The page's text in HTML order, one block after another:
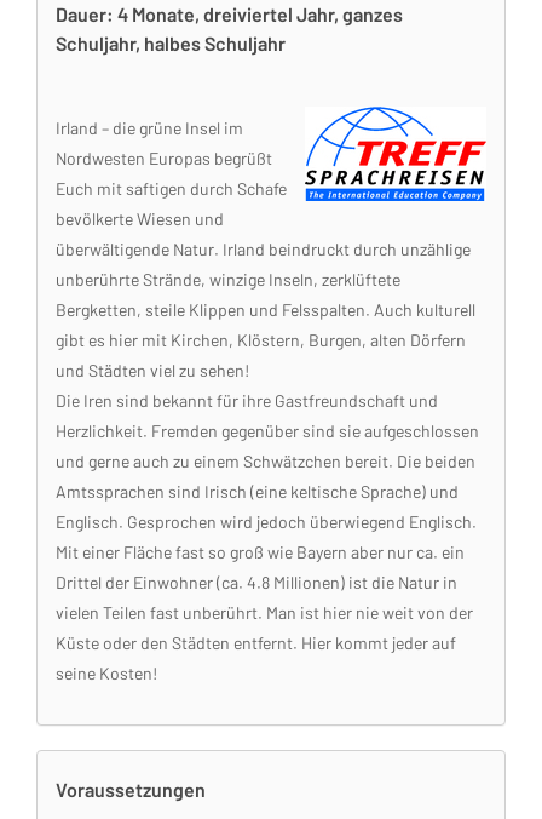
Dauer: 4 Monate, dreiviertel Jahr, ganzes
Schuljahr, halbes Schuljahr
Irland – die grüne Insel im
Nordwesten Europas begrüßt
Euch mit saftigen durch Schafe
bevölkerte Wiesen und
überwältigende Natur. Irland beindruckt durch unzählige
unberührte Strände, winzige Inseln, zerklüftete
Bergketten, steile Klippen und Felsspalten. Auch kulturell
gibt es hier mit Kirchen, Klöstern, Burgen, alten Dörfern
und Städten viel zu sehen!
Die Iren sind bekannt für ihre Gastfreundschaft und
Herzlichkeit. Fremden gegenüber sind sie aufgeschlossen
und gerne auch zu einem Schwätzchen bereit. Die beiden
Amtssprachen sind Irisch (eine keltische Sprache) und
Englisch. Gesprochen wird jedoch überwiegend Englisch.
Mit einer Fläche fast so groß wie Bayern aber nur ca. ein
Drittel der Einwohner (ca. 4.8 Millionen) ist die Natur in
vielen Teilen fast unberührt. Man ist hier nie weit von der
Küste oder den Städten entfernt. Hier kommt jeder auf
seine Kosten!
Voraussetzungen